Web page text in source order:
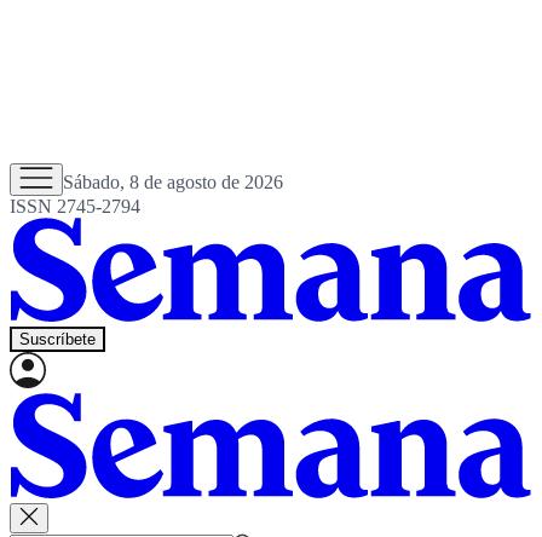
Sábado, 8 de agosto de 2026
ISSN 2745-2794
Suscríbete